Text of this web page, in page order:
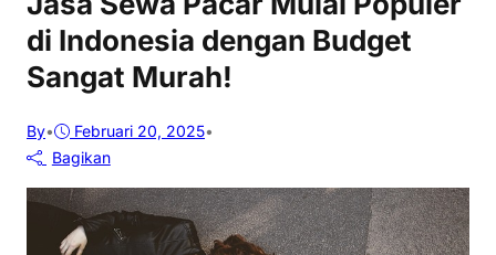
di Indonesia dengan Budget
Sangat Murah!
By• Februari 20, 2025•
Bagikan